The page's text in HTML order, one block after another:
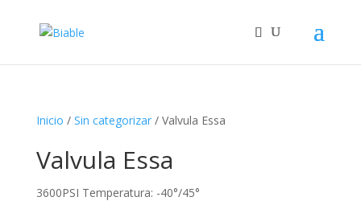
Inicio / Sin categorizar/ Valvula Essa
Valvula Essa
3600PSI Temperatura: -40°/45°